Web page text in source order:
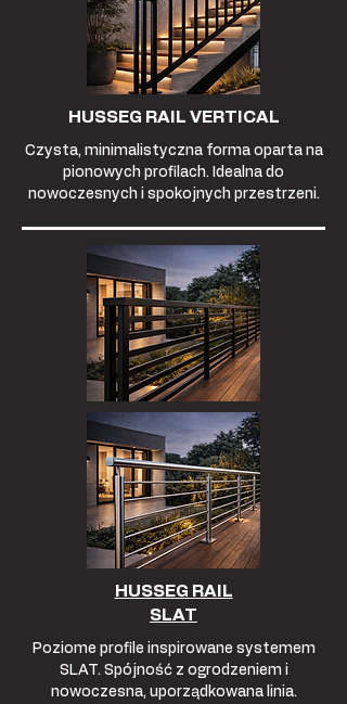
HUSSEG RAIL VERTICAL
Czysta, minimalistyczna forma oparta na
pionowych profilach. Idealna do
nowoczesnych i spokojnych przestrzeni.
HUSSEG RAIL
SLAT
Poziome profile inspirowane systemem
SLAT. Spójność z ogrodzeniem i
nowoczesna, uporządkowana linia.